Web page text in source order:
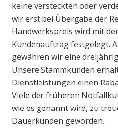
keine versteckten oder
wir erst bei Übergabe der
Handwerkspreis wird mit
Kundenauftrag festgelegt.
gewähren wir eine
Unsere Stammkunden
Dienstleistungen einen
Viele der früheren
wie es genannt wird, zu
Dauerkunden geworden.